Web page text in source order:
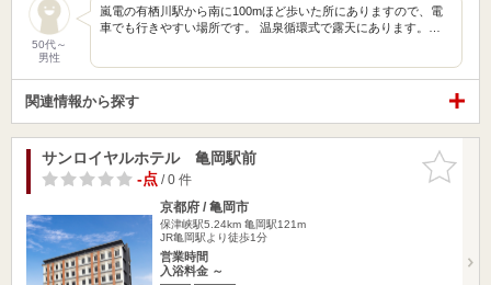
50代～
男性
嵐電の有栖川駅から南に100mほど歩いた所にありますので、電
車でも行きやすい場所です。 温泉循環式で露天にあります。…
関連情報から探す
お気に入
りに追加
サンロイヤルホテル 亀岡駅前
-点/ 0 件
京都府 / 亀岡市
保津峡駅5.24km 亀岡駅121m
JR亀岡駅より徒歩1分
営業時間
入浴料金 ～